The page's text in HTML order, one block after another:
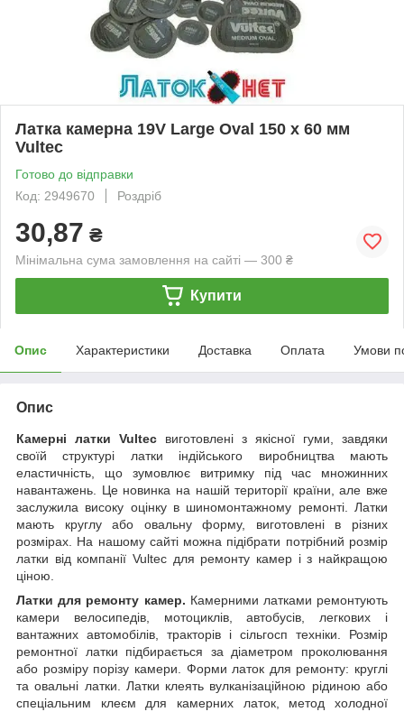
Латка камерна 19V Large Oval 150 х 60 мм
Vultec
Готово до відправки
Код: 2949670
Роздріб
30,87 ₴
Мінімальна сума замовлення на сайті — 300 ₴
Купити
Опис Характеристики Доставка Оплата Умови
Опис
Камерні латки Vultec виготовлені з якісної гуми, завдяки
своїй структурі латки індійського виробництва мають
еластичність, що зумовлює витримку під час множинних
навантажень. Це новинка на нашій території країни, але вже
заслужила високу оцінку в шиномонтажному ремонті. Латки
мають круглу або овальну форму, виготовлені в різних
розмірах. На нашому сайті можна підібрати потрібний розмір
латки від компанії Vultec для ремонту камер і з найкращою
ціною.
Латки для ремонту камер. Камерними латками ремонтують
камери велосипедів, мотоциклів, автобусів, легкових і
вантажних автомобілів, тракторів і сільгосп техніки. Розмір
ремонтної латки підбирається за діаметром проколювання
або розміру порізу камери. Форми латок для ремонту: круглі
та овальні латки. Латки клеять вулканізаційною рідиною або
спеціальним клеєм для камерних латок, метод холодної